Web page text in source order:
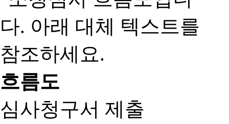
흐름도
심사청구서 제출